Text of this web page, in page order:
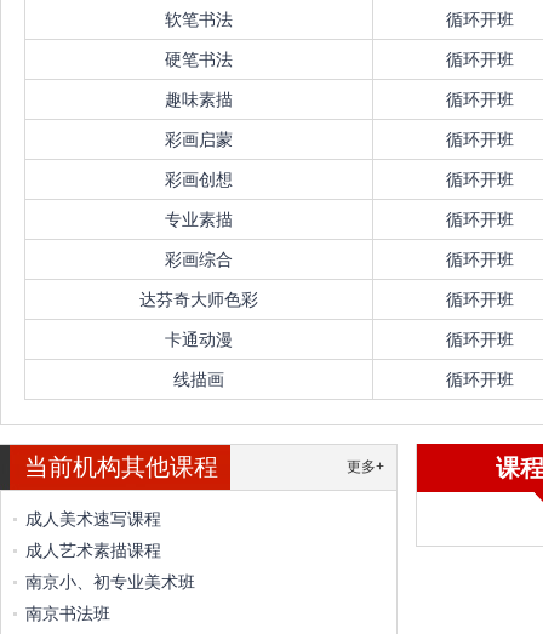
软笔书法 循环开班
硬笔书法 循环开班
趣味素描 循环开班
彩画启蒙 循环开班
彩画创想 循环开班
专业素描 循环开班
彩画综合 循环开班
达芬奇大师色彩 循环开班
卡通动漫 循环开班
线描画 循环开班
当前机构其他课程 更多+
成人美术速写课程
成人艺术素描课程
南京小、初专业美术班
南京书法班
课